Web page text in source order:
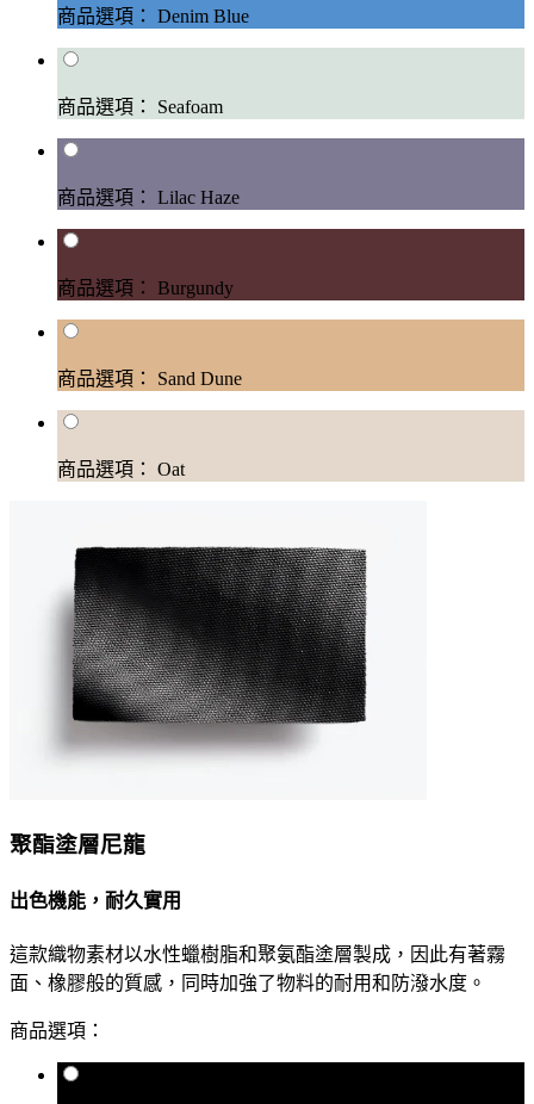
商品選項： Denim Blue
商品選項： Seafoam
商品選項： Lilac Haze
商品選項： Burgundy
商品選項： Sand Dune
商品選項： Oat
聚酯塗層尼龍
出色機能，耐久實用
這款織物素材以水性蠟樹脂和聚氨酯塗層製成，因此有著霧
面、橡膠般的質感，同時加強了物料的耐用和防潑水度。
商品選項：